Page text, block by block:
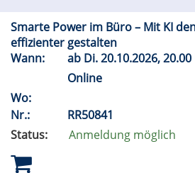
Smarte Power im Büro – Mit KI
effizienter gestalten
Wann:
ab Di.20.10.2026,
Online
Wo:
Nr.:
RR50841
Status:
Anmeldung möglich